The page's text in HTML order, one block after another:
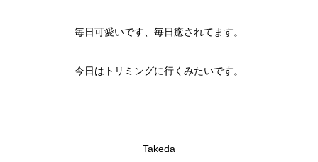
毎日可愛いです、毎日癒されてます。
今日はトリミングに行くみたいです。
Takeda